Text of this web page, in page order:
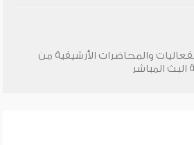
والمحاضرات الأرشيفية من
المباشر